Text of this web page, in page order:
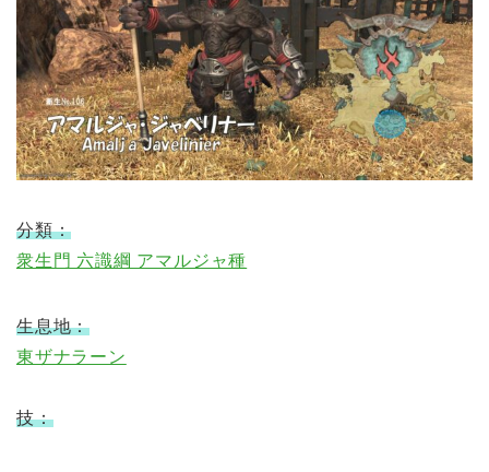
分類：
衆生門 六識綱 アマルジャ種
生息地：
東ザナラーン
技：